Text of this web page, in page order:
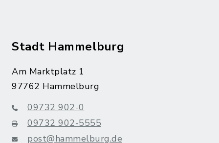
Stadt Hammelburg
Am Marktplatz 1
97762 Hammelburg
09732 902-0
09732 902-5555
post@hammelburg.de